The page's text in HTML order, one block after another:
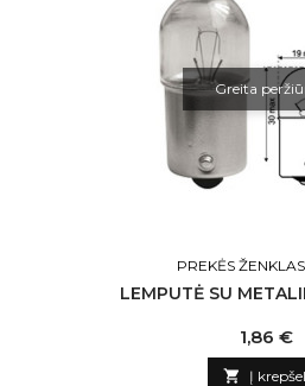
Greita
PREKĖS
LEMPUTĖ SU
Kaina
1,86 €
 Į